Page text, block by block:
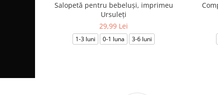
Salopetă pentru bebeluși, imprimeu
Ursuleți
29,99 Lei
1-3 luni 0-1 luna 3-6 luni